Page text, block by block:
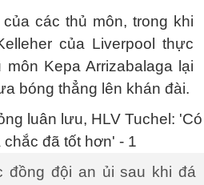
các thủ môn, trong khi
của Liverpool thực
môn Kepa Arrizabalaga lại
bóng thẳng lên khán đài.
đồng đội an ủi sau khi đá